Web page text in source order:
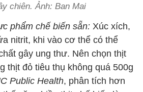
chiên. Ảnh: Ban Mai
phẩm chế biến sẵn: Xúc xích,
nitrit, khi vào cơ thể có thể
gây ung thư. Nên chọn thịt
thịt đỏ tiêu thụ không quá 500g
Public Health, phân tích hơn